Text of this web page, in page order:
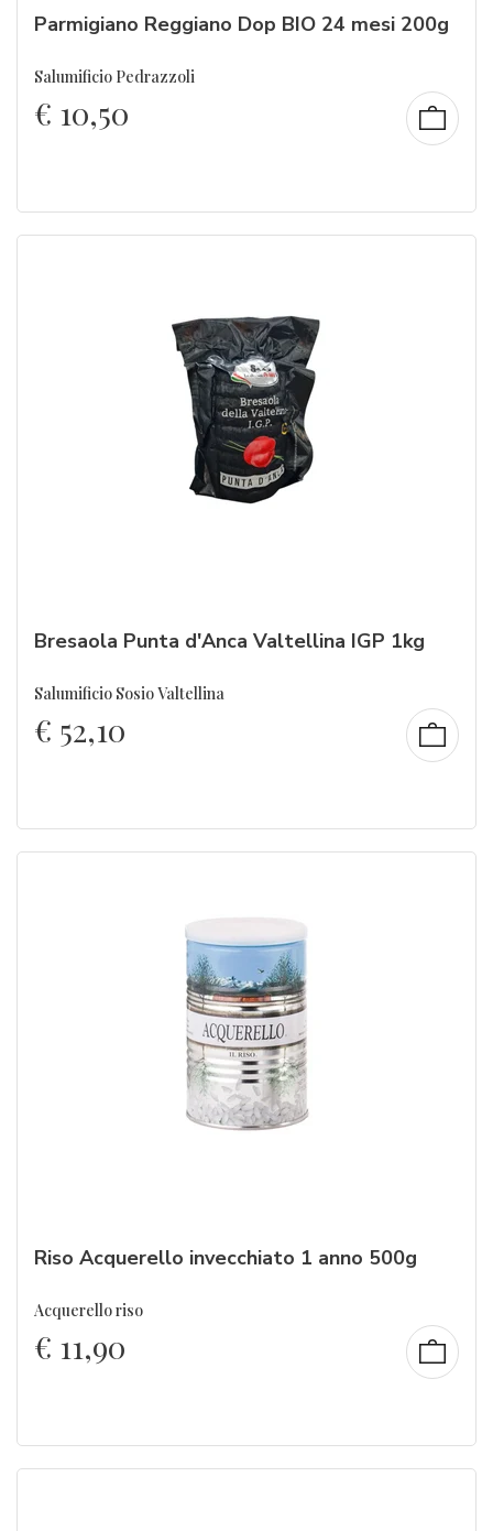
Parmigiano Reggiano Dop BIO 24 mesi 200g
Salumificio Pedrazzoli
€ 10,50
Bresaola Punta d'Anca Valtellina IGP 1kg
Salumificio Sosio Valtellina
€ 52,10
Riso Acquerello invecchiato 1 anno 500g
Acquerello riso
€ 11,90